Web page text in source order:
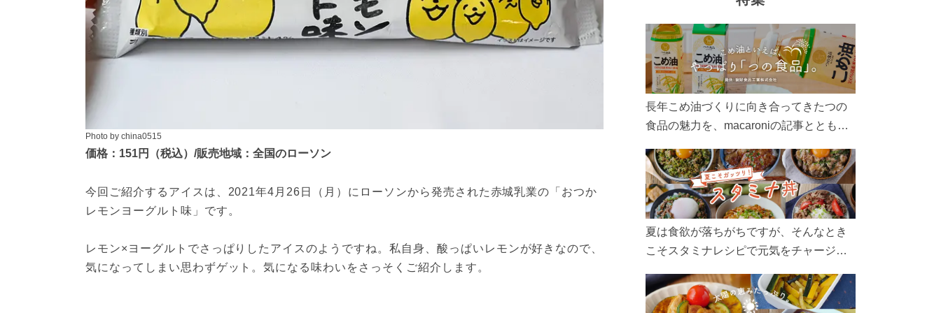
Photo by china0515
価格：151円（税込）/販売地域：全国のローソン
今回ご紹介するアイスは、2021年4月26日（月）にローソンから発売された赤城乳業の「おつか
レモンヨーグルト味」です。
レモン×ヨーグルトでさっぱりしたアイスのようですね。私自身、酸っぱいレモンが好きなので、
気になってしまい思わずゲット。気になる味わいをさっそくご紹介します。
長年こめ油づくりに向き合ってきたつの
食品の魅力を、macaroniの記事とともに
ん、製造現場や品質へのこだわりまで。
こめ油をもっと好きになるコンテンツを
ぜひお楽しみください。
夏は食欲が落ちがちですが、そんなとき
こそスタミナレシピで元気をチャージ！
リ食べて、夏バテを吹き飛ばしましょ
う！